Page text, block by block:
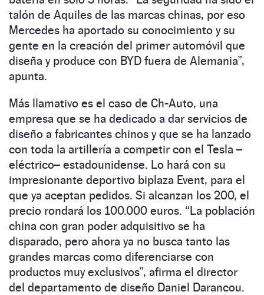
talón de Aquiles de las marcas chinas, por eso
Mercedes ha aportado su conocimiento y su
gente en la creación del primer automóvil que
diseña y produce con BYD fuera de Alemania”,
apunta.
Más llamativo es el caso de Ch-Auto, una
empresa que se ha dedicado a dar servicios de
diseño a fabricantes chinos y que se ha lanzado
con toda la artillería a competir con el Tesla –
eléctrico– estadounidense. Lo hará con su
impresionante deportivo biplaza Event, para el
que ya aceptan pedidos. Si alcanzan los 200, el
precio rondará los 100.000 euros. “La población
china con gran poder adquisitivo se ha
disparado, pero ahora ya no busca tanto las
grandes marcas como diferenciarse con
productos muy exclusivos”, afirma el director
del departamento de diseño Daniel Darancou.